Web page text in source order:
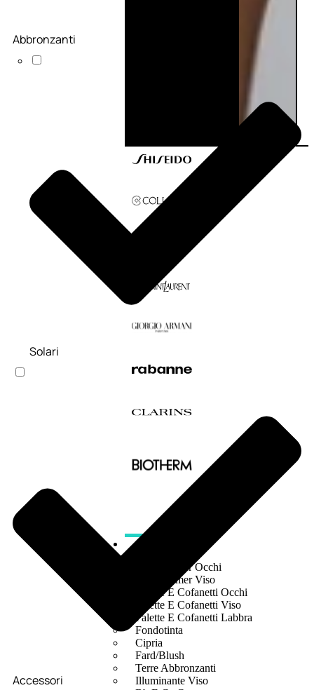
MAKE UP
Base/ Primer Occhi
Base/ Primer Viso
Palette E Cofanetti Occhi
Palette E Cofanetti Viso
Palette E Cofanetti Labbra
Fondotinta
Cipria
Fard/Blush
Terre Abbronzanti
Illuminante Viso
Abbronzanti
Solari
Accessori